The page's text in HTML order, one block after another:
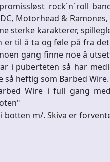
rock`n`roll
Motorhead &
sterke karakterer,
til å ta og føle på fra
gang finne noe å
i puberteten så har
så heftig som Barbed Wire.
Wire i full gang
i botten m/. Skiva er